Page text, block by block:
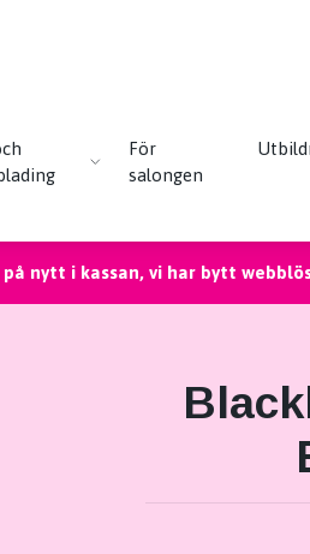
För
salongen
nytt i kassan, vi har bytt